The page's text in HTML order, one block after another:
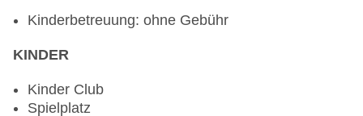
Kinderbetreuung: ohne Gebühr
KINDER
Kinder Club
Spielplatz